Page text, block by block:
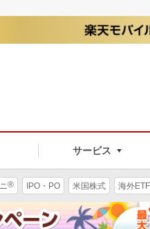
サービス
® IPO・PO 米国株式 海外ETF